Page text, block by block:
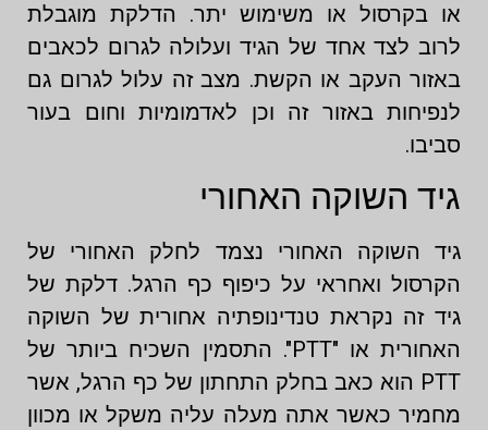
או בקרסול או משימוש יתר. הדלקת מוגבלת
לרוב לצד אחד של הגיד ועלולה לגרום לכאבים
באזור העקב או הקשת. מצב זה עלול לגרום גם
לנפיחות באזור זה וכן לאדמומיות וחום בעור
סביבו.
גיד השוקה האחורי
גיד השוקה האחורי נצמד לחלק האחורי של
הקרסול ואחראי על כיפוף כף הרגל. דלקת של
גיד זה נקראת טנדינופתיה אחורית של השוקה
האחורית או "PTT". התסמין השכיח ביותר של
PTT הוא כאב בחלק התחתון של כף הרגל, אשר
מחמיר כאשר אתה מעלה עליה משקל או מכוון